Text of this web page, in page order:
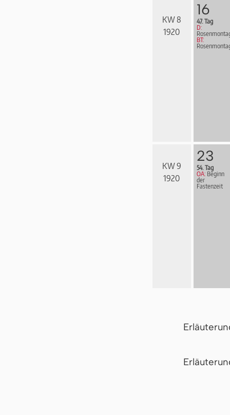
KW 8
1920
16
47. Tag
D:
BT:
KW 9
1920
23
54. Tag
OA: Beginn
der
Fastenzeit